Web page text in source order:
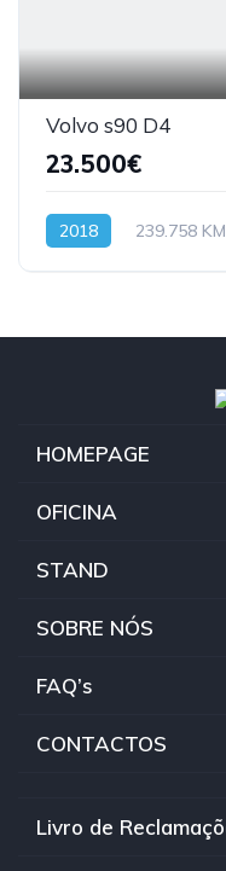
Volvo s90 D4
23.500€
2018 239.758 KM
HOMEPAGE
OFICINA
STAND
SOBRE NÓS
FAQ’s
CONTACTOS
Livro de